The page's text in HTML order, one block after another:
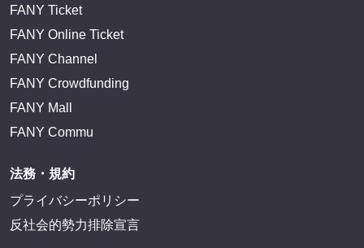
FANY Ticket
FANY Online Ticket
FANY Channel
FANY Crowdfunding
FANY Mall
FANY Commu
法務・規約
プライバシーポリシー
反社会的勢力排除宣言